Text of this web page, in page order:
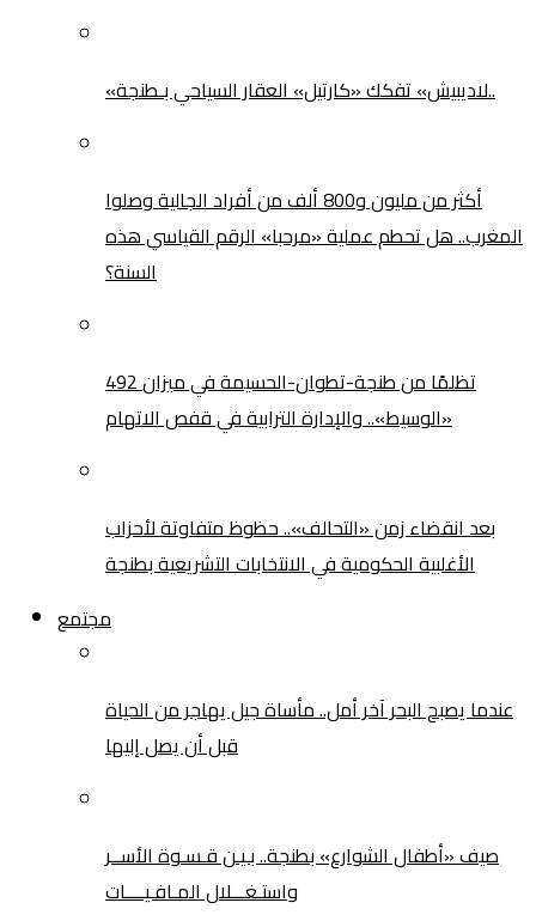
«لاديبيش» تفكك «كارتيل» العقار السياحي بـطنجة..
أكثر من مليون و800 ألف من أفراد الجالية وصلوا
المغرب.. هل تحطم عملية «مرحبا» الرقم القياسي هذه
السنة؟
492 تظلمًا من طنجة-تطوان-الحسيمة في ميزان
«الوسيط».. والإدارة الترابية في قفص الاتهام
بعد انقضاء زمن «التحالف».. حظوظ متفاوتة لأحزاب
الأغلبية الحكومية في الانتخابات التشريعية بطنجة
مجتمع
عندما يصبح البحر آخر أمل.. مأساة جيل يهاجر من الحياة
قبل أن يصل إليها
صيف «أطفال الشوارع» بطنجة.. بـيـن قـسـوة الأســر
واستـغـــلال المـافـيــــات